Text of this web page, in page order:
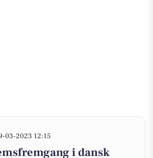
03-2023 12:15
i dansk